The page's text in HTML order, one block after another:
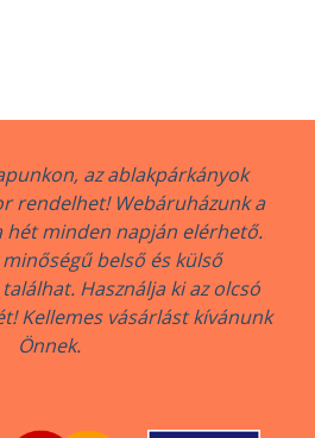
az ablakpárkányok
rendelhet! Webáruházunk a
hét minden napján elérhető.
belső és külső
Használja ki az olcsó
Kellemes vásárlást kívánunk
Önnek.